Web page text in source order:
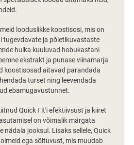
looduslikke koostisosi, mis on
tugevdavate ja põletikuvastaste
hulka kuuluvad hobukastani
ekstrakt ja punase viinamarja
koostisosad aitavad parandada
turset ning leevendada
ebamugavustunnet.
Quick Fit'i efektiivsust ja kiiret
on võimalik märgata
nädala jooksul. Lisaks sellele, Quick
ega sõltuvust, mis muudab